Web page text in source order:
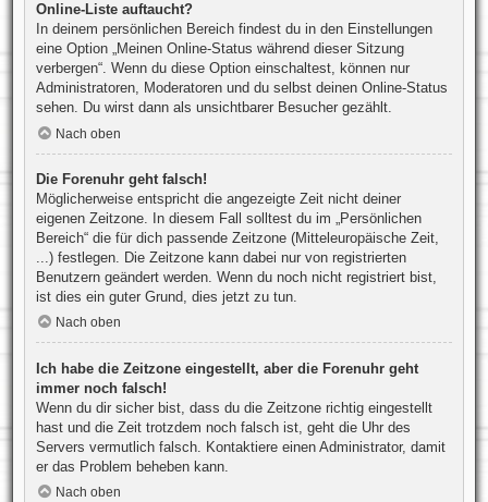
Online-Liste auftaucht?
In deinem persönlichen Bereich findest du in den Einstellungen
eine Option „Meinen Online-Status während dieser Sitzung
verbergen“. Wenn du diese Option einschaltest, können nur
Administratoren, Moderatoren und du selbst deinen Online-Status
sehen. Du wirst dann als unsichtbarer Besucher gezählt.
Nach oben
Die Forenuhr geht falsch!
Möglicherweise entspricht die angezeigte Zeit nicht deiner
eigenen Zeitzone. In diesem Fall solltest du im „Persönlichen
Bereich“ die für dich passende Zeitzone (Mitteleuropäische Zeit,
...) festlegen. Die Zeitzone kann dabei nur von registrierten
Benutzern geändert werden. Wenn du noch nicht registriert bist,
ist dies ein guter Grund, dies jetzt zu tun.
Nach oben
Ich habe die Zeitzone eingestellt, aber die Forenuhr geht
immer noch falsch!
Wenn du dir sicher bist, dass du die Zeitzone richtig eingestellt
hast und die Zeit trotzdem noch falsch ist, geht die Uhr des
Servers vermutlich falsch. Kontaktiere einen Administrator, damit
er das Problem beheben kann.
Nach oben